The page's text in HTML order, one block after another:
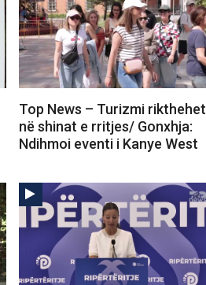
Top News – Turizmi rikthehet
në shinat e rritjes/ Gonxhja:
Ndihmoi eventi i Kanye West